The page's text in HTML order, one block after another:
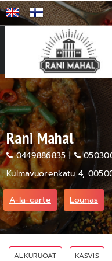
Rani Mahal
0449886835|
Kulmavuorenkatu 4,
A-la-carte Lounas
ALKURUOAT KASVIS